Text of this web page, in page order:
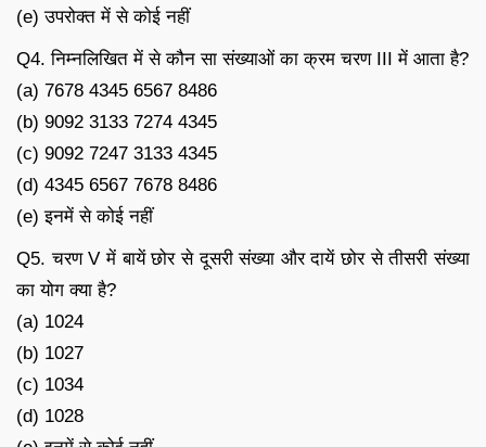
(e) उपरोक्त में से कोई नहीं
Q4. निम्नलिखित में से कौन सा संख्याओं का क्रम चरण III में आता है?
(a) 7678 4345 6567 8486
(b) 9092 3133 7274 4345
(c) 9092 7247 3133 4345
(d) 4345 6567 7678 8486
(e) इनमें से कोई नहीं
Q5. चरण V में बायें छोर से दूसरी संख्या और दायें छोर से तीसरी संख्या
का योग क्या है?
(a) 1024
(b) 1027
(c) 1034
(d) 1028